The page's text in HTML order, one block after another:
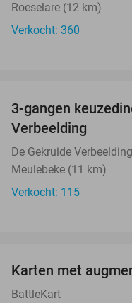
Roeselare (12 km)
Verkocht: 360
3-gangen
Verbeelding
De Gekruide Verbeelding
Meulebeke (11 km)
Verkocht: 115
Karten met
BattleKart